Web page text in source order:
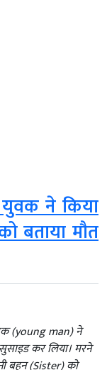
ने किया
बताया मौत
(young man) ने
कर लिया। मरने
बहन (Sister) को